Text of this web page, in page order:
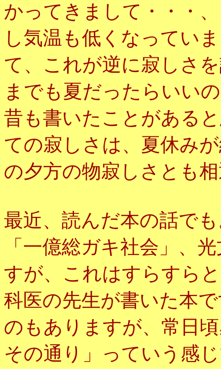
かってきまして・・・
し気温も低くなってい
て、これが逆に寂しさ
までも夏だったらいい
昔も書いたことがある
ての寂しさは、夏休み
の夕方の物寂しさとも
最近、読んだ本の話で
「一億総ガキ社会」、
すが、これはすらすら
科医の先生が書いた本
のもありますが、常日
その通り」っていう感